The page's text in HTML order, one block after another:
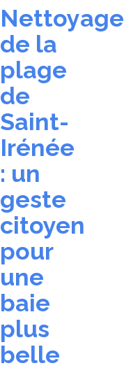
Nettoyage
de la
plage
de
Saint-
Irénée
: un
geste
citoyen
pour
une
baie
plus
belle